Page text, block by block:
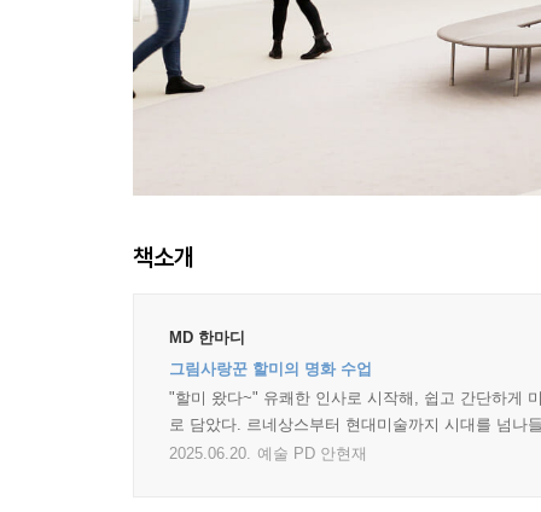
책소개
MD 한마디
그림사랑꾼 할미의 명화 수업
"할미 왔다~" 유쾌한 인사로 시작해, 쉽고 간단하게
로 담았다. 르네상스부터 현대미술까지 시대를 넘나
2025.06.20. 예술 PD 안현재